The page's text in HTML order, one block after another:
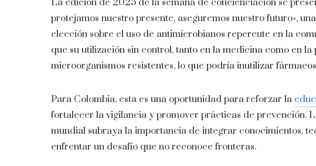
La edición de 2025 de la semana de concienciación se
protejamos nuestro presente, aseguremos nuestro futuro»,
elección sobre el uso de antimicrobianos repercute en la
que su utilización sin control, tanto en la medicina como en
microorganismos resistentes, lo que podría inutilizar
Para Colombia, esta es una oportunidad para reforzar la
fortalecer la vigilancia y promover prácticas de prevención.
mundial subraya la importancia de integrar conocimientos,
enfrentar un desafío que no reconoce fronteras.